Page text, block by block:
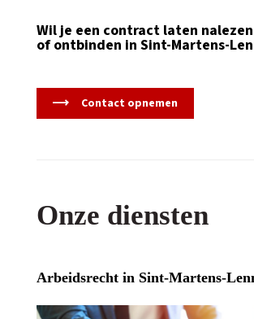
Wil je een contract laten
of ontbinden in Sint-Martens-
Contact opnemen
Onze diensten
Arbeidsrecht in Sint-Martens-